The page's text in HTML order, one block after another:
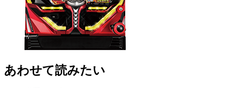
あわせて読みたい